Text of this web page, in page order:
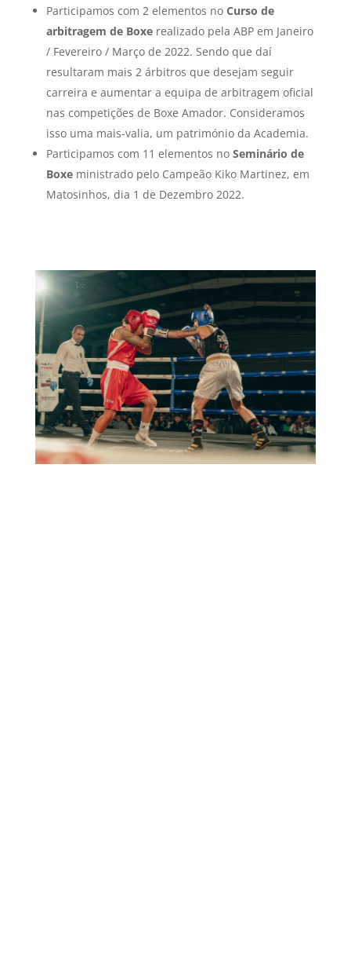
Participamos com 2 elementos no Curso de
arbitragem de Boxerealizado pela ABP em Janeiro
/ Fevereiro / Março de 2022. Sendo que daí
resultaram mais 2 árbitros que desejam seguir
carreira e aumentar a equipa de arbitragem oficial
nas competições de Boxe Amador. Consideramos
isso uma mais-valia, um património da Academia.
Participamos com 11 elementos no Seminário de
Boxeministrado pelo Campeão Kiko Martinez, em
Matosinhos, dia 1 de Dezembro 2022.